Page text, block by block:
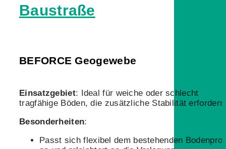
Baustraße
BEFORCE Geogewebe
Einsatzgebiet: Ideal für weiche oder schlecht
tragfähige Böden, die zusätzliche Stabilität
Besonderheiten:
Passt sich flexibel dem bestehenden